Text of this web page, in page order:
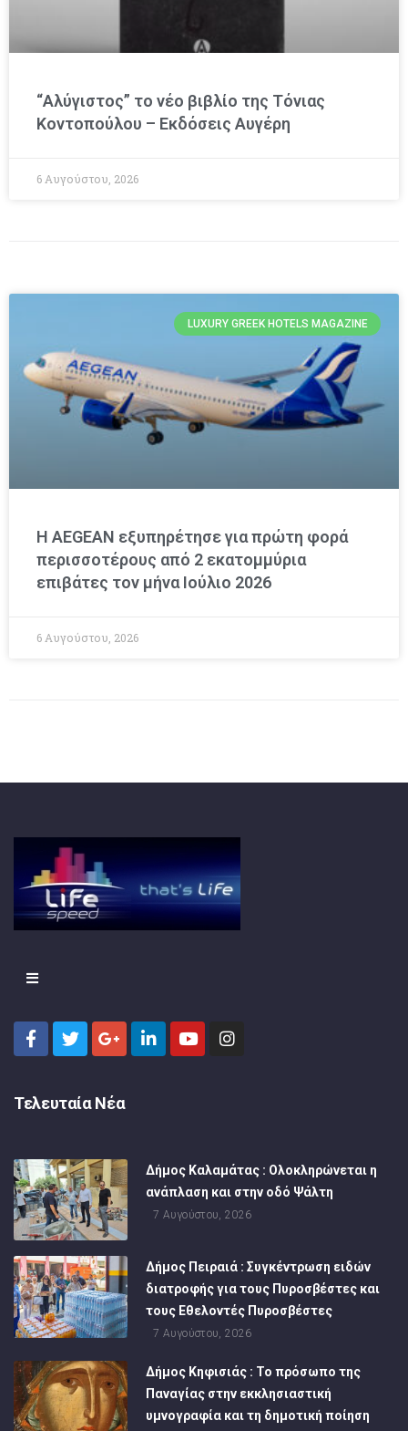
“Αλύγιστος” το νέο βιβλίο της Τόνιας
Κοντοπούλου – Εκδόσεις Αυγέρη
6 Αυγούστου, 2026
LUXURY GREEK HOTELS MAGAZINE
Η AEGEAN εξυπηρέτησε για πρώτη φορά
περισσοτέρους από 2 εκατομμύρια
επιβάτες τον μήνα Ιούλιο 2026
6 Αυγούστου, 2026
Τελευταία Νέα
Δήμος Καλαμάτας : Ολοκληρώνεται η
ανάπλαση και στην οδό Ψάλτη
7 Αυγούστου, 2026
Δήμος Πειραιά : Συγκέντρωση ειδών
διατροφής για τους Πυροσβέστες και
τους Εθελοντές Πυροσβέστες
7 Αυγούστου, 2026
Δήμος Κηφισιάς : Το πρόσωπο της
Παναγίας στην εκκλησιαστική
υμνογραφία και τη δημοτική ποίηση